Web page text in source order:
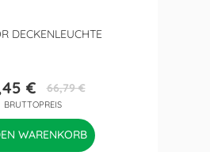
DECKENLEUCHTE
Preis
€Verkaufspreis
66,79 €
BRUTTOPREIS
WARENKORB